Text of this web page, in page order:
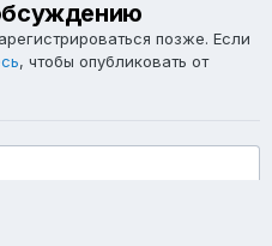
позже. Если
, чтобы опубликовать от